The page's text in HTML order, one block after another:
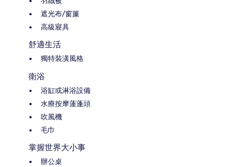
遮光布/窗簾
高級寢具
舒適生活
獨特裝潢風格
衛浴
浴缸或淋浴設備
水療按摩蓮蓬頭
吹風機
毛巾
掌握世界大小事
辦公桌